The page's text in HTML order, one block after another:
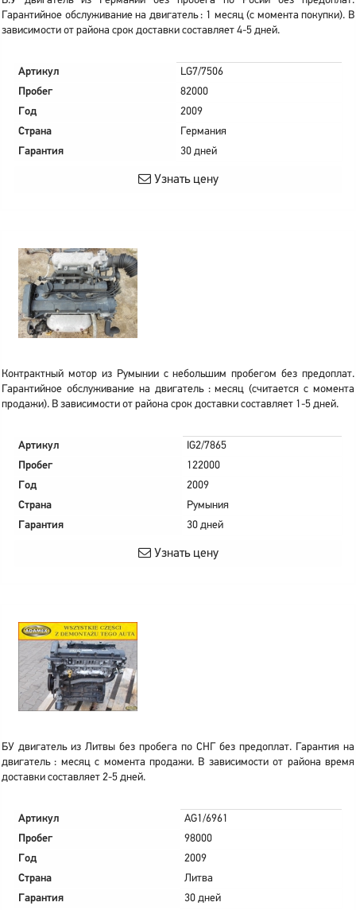
Гарантийное обслуживание на двигатель : 1 месяц (с момента покупки). В
зависимости от района срок доставки составляет 4-5 дней.
Артикул
LG7/7506
Пробег
82000
Год
2009
Страна
Германия
Гарантия
30 дней
Узнать цену
Контрактный мотор из Румынии с небольшим пробегом без предоплат.
Гарантийное обслуживание на двигатель : месяц (считается с момента
продажи). В зависимости от района срок доставки составляет 1-5 дней.
Артикул
IG2/7865
Пробег
122000
Год
2009
Страна
Румыния
Гарантия
30 дней
Узнать цену
БУ двигатель из Литвы без пробега по СНГ без предоплат. Гарантия на
двигатель : месяц с момента продажи. В зависимости от района время
доставки составляет 2-5 дней.
Артикул
AG1/6961
Пробег
98000
Год
2009
Страна
Литва
Гарантия
30 дней